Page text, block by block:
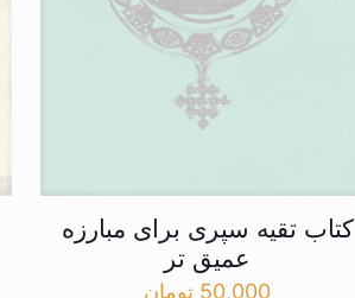
کتاب تقیه سپری برای مبارزه
عمیق تر
50,000 تومان